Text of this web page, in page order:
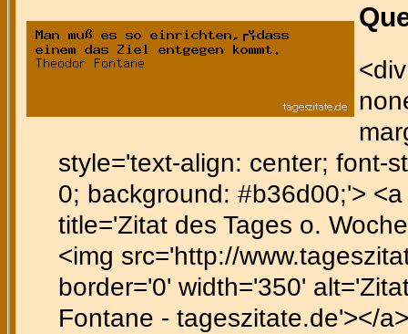
style='text-align: center; font-
0; background: #b36d00;'>
title='Zitat des Tages o.
<img src='http://
border='0' width='350'
Fontane - tageszitate.de'></